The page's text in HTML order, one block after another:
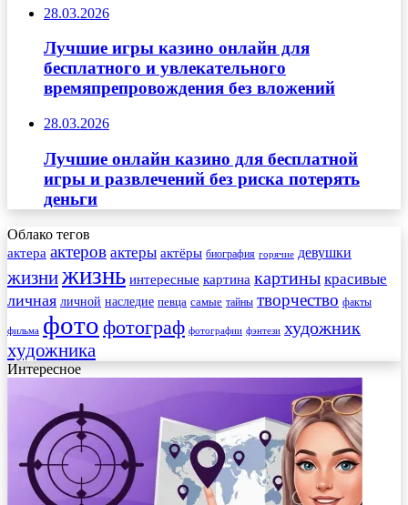
28.03.2026
Лучшие игры казино онлайн для
бесплатного и увлекательного
времяпрепровождения без вложений
28.03.2026
Лучшие онлайн казино для бесплатной
игры и развлечений без риска потерять
деньги
Облако тегов
актера актеров актеры актёры биография горячие девушки
жизнижизнь интересные картина картины красивые
личная личной наследие певца самые тайны творчество факты
фильма фото фотограф фотографии фэнтези художник
художника
Интересное